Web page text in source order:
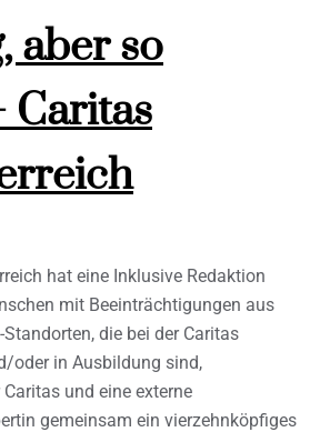
aber so
Caritas
hat eine Inklusive Redaktion
mit Beeinträchtigungen aus
die bei der Caritas
oder in Ausbildung sind,
und eine externe
gemeinsam ein vierzehnköpfiges